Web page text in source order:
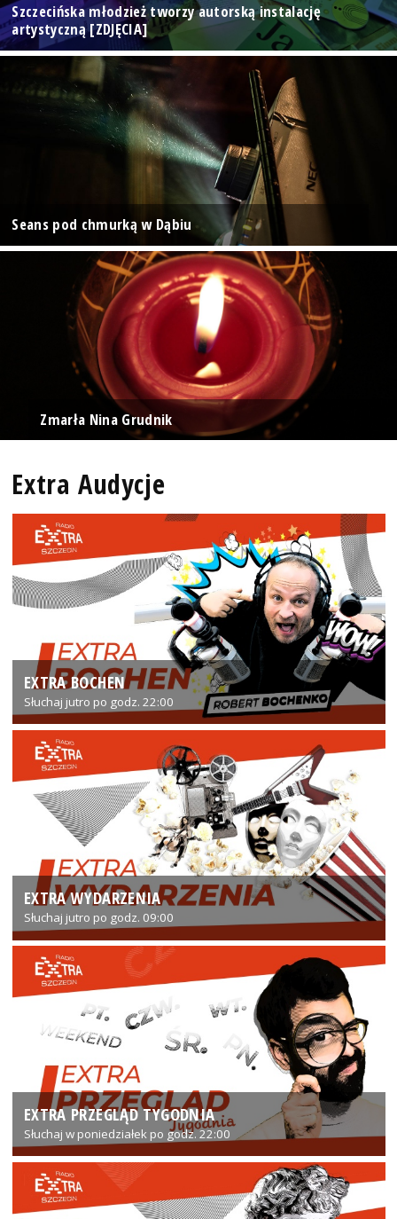
Szczecińska młodzież tworzy autorską instalację
artystyczną [ZDJĘCIA]
Seans pod chmurką w Dąbiu
Zmarła Nina Grudnik
Extra Audycje
EXTRA BOCHEN
Słuchaj jutro po godz. 22:00
EXTRA WYDARZENIA
Słuchaj jutro po godz. 09:00
EXTRA PRZEGLĄD TYGODNIA
Słuchaj w poniedziałek po godz. 22:00